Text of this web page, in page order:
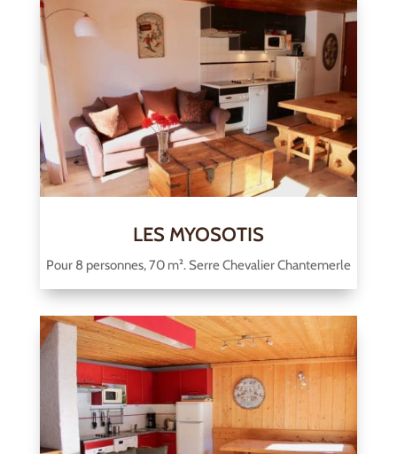
LES MYOSOTIS
Pour 8 personnes, 70 m². Serre Chevalier Chantemerle